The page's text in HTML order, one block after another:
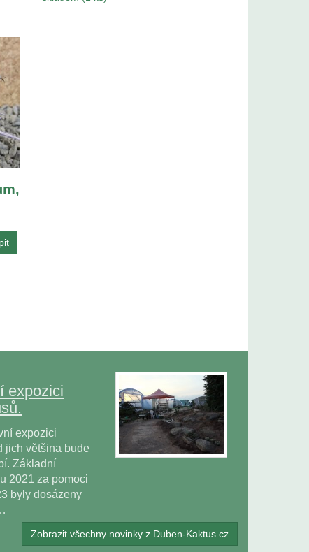
expozici
expozici
jich většina bude
Základní
2021 za pomoci
byly dosázeny
Zobrazit všechny novinky z Duben-Kaktus.cz